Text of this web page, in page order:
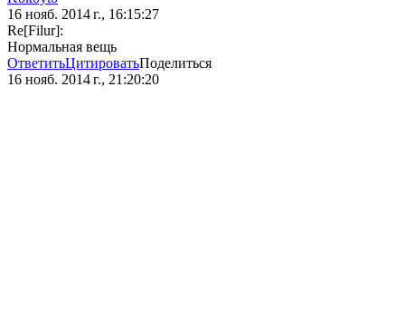
16 нояб. 2014 г., 16:15:27
Re[Filur]:
Нормальная вещь
ОтветитьЦитироватьПоделиться
16 нояб. 2014 г., 21:20:20